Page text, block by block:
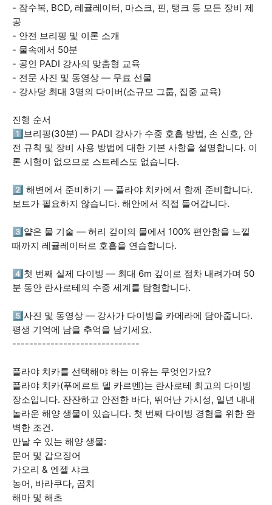
- 잠수복, BCD, 레귤레이터, 마스크, 핀, 탱크 등 모든 장비 제
공
- 안전 브리핑 및 이론 소개
- 물속에서 50분
- 공인 PADI 강사의 맞춤형 교육
- 전문 사진 및 동영상 — 무료 선물
- 강사당 최대 3명의 다이버(소규모 그룹, 집중 교육)
진행 순서
1️⃣브리핑(30분) — PADI 강사가 수중 호흡 방법, 손 신호, 안
전 규칙 및 장비 사용 방법에 대한 기본 사항을 설명합니다. 이
론 시험이 없으므로 스트레스도 없습니다.
2️⃣ 해변에서 준비하기 — 플라야 치카에서 함께 준비합니다.
보트가 필요하지 않습니다. 해안에서 직접 들어갑니다.
3️⃣얕은 물 기술 — 허리 깊이의 물에서 100% 편안함을 느낄
때까지 레귤레이터로 호흡을 연습합니다.
4️⃣첫 번째 실제 다이빙 — 최대 6m 깊이로 점차 내려가며 50
분 동안 란사로테의 수중 세계를 탐험합니다.
5️⃣사진 및 동영상 — 강사가 다이빙을 카메라에 담아줍니다.
평생 기억에 남을 추억을 남기세요.
------------------------------
플라야 치카를 선택해야 하는 이유는 무엇인가요?
플라야 치카(푸에르토 델 카르멘)는 란사로테 최고의 다이빙
장소입니다. 잔잔하고 안전한 바다, 뛰어난 가시성, 일년 내내
놀라운 해양 생물이 있습니다. 첫 번째 다이빙 경험을 위한 완
벽한 조건.
만날 수 있는 해양 생물:
문어 및 갑오징어
가오리 & 엔젤 샤크
농어, 바라쿠다, 곰치
해마 및 해초